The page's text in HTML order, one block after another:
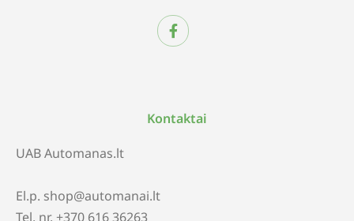
Kontaktai
UAB Automanas.lt
El.p. shop@automanai.lt
Tel. nr. +370 616 36263